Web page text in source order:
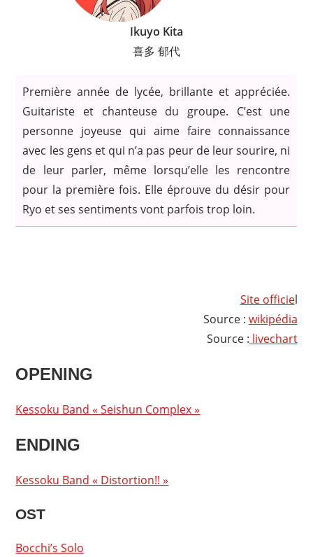
Ikuyo Kita
喜多 郁代
Première année de lycée, brillante et appréciée.
Guitariste et chanteuse du groupe. C’est une
personne joyeuse qui aime faire connaissance
avec les gens et qui n’a pas peur de leur sourire, ni
de leur parler, même lorsqu’elle les rencontre
pour la première fois. Elle éprouve du désir pour
Ryo et ses sentiments vont parfois trop loin.
Site officiel
Source : wikipédia
Source : livechart
OPENING
Kessoku Band « Seishun Complex »
ENDING
Kessoku Band « Distortion!! »
OST
Bocchi’s Solo